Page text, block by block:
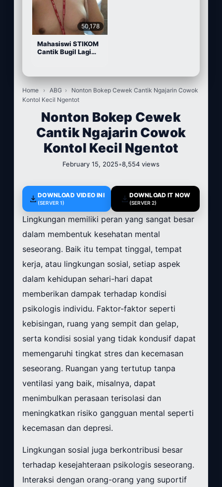
50,178
Mahasiswi STIKOM
Cantik Bugil Lagi
Home › ABG ›
Nonton Bokep Cewek Cantik Ngajarin Cowok
Kontol Kecil Ngentot
Nonton Bokep Cewek
Cantik Ngajarin Cowok
Kontol Kecil Ngentot
February 15, 2025•8,554 views
DOWNLOAD VIDEO INI
(SERVER 1)
DOWNLOAD IT NOW
(SERVER 2)
Lingkungan memiliki peran yang sangat besar
dalam membentuk kesehatan mental
seseorang. Baik itu tempat tinggal, tempat
kerja, atau lingkungan sosial, setiap aspek
dalam kehidupan sehari-hari dapat
memberikan dampak terhadap kondisi
psikologis individu. Faktor-faktor seperti
kebisingan, ruang yang sempit dan gelap,
serta kondisi sosial yang tidak kondusif dapat
memengaruhi tingkat stres dan kecemasan
seseorang. Ruangan yang tertutup tanpa
ventilasi yang baik, misalnya, dapat
menimbulkan perasaan terisolasi dan
meningkatkan risiko gangguan mental seperti
kecemasan dan depresi.
Lingkungan sosial juga berkontribusi besar
terhadap kesejahteraan psikologis seseorang.
Interaksi dengan orang-orang yang suportif